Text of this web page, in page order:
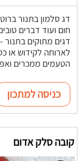
דג סלמון בתנור
חום ועוד דברים
דגים מתוקים
לארוחה לקידוש או
הטעמים ממכרים
כניסה למתכון
קובה סלק אדום